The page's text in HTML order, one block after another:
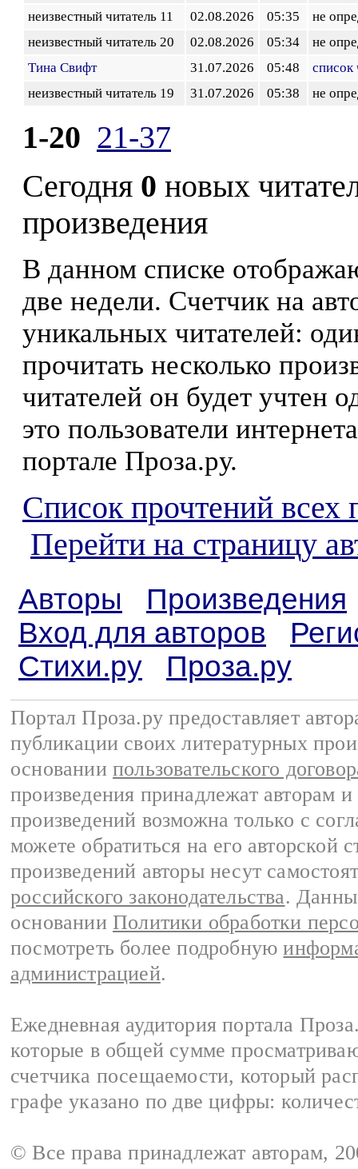
неизвестный читатель 11
02.08.2026 05:35
не
неизвестный читатель 20
02.08.2026 05:34
не
Тина Свифт
31.07.2026 05:48
список
неизвестный читатель 19
31.07.2026 05:38 не
1-20 21-37
Сегодня 0 новых
произведения
В данном списке
две недели. Счетчик на
уникальных читателей:
прочитать несколько
читателей он будет учтен
это пользователи
портале Проза.ру.
Список прочтений всех
Перейти на страницу
Авторы
Произведения
Вход для авторов
Стихи.ру
Проза.ру
Портал Проза.ру предоставляет
публикации своих литературных
основании пользовательского
произведения принадлежат авторам
произведений возможна только с
можете обратиться на его авторской
произведений авторы несут
российского законодательства.
основании Политики обработки
посмотреть более подробную
администрацией.
Ежедневная аудитория портала
которые в общей сумме
счетчика посещаемости, который
графе указано по две цифры:
© Все права принадлежат авторам,